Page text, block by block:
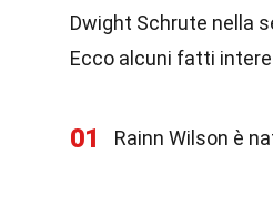
Dwight Schrute nella
Ecco alcuni fatti
01 Rainn Wilson è